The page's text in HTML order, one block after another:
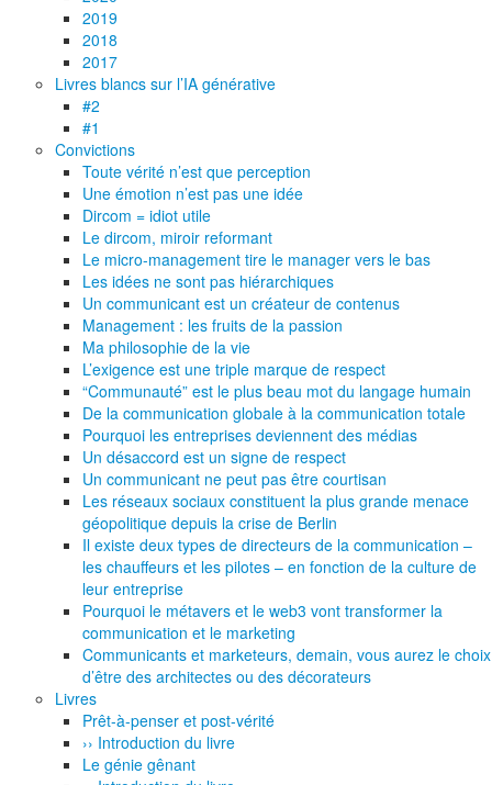
2019
2018
2017
Livres blancs sur l’IA générative
#2
#1
Convictions
Toute vérité n’est que perception
Une émotion n’est pas une idée
Dircom = idiot utile
Le dircom, miroir reformant
Le micro-management tire le manager vers le bas
Les idées ne sont pas hiérarchiques
Un communicant est un créateur de contenus
Management : les fruits de la passion
Ma philosophie de la vie
L’exigence est une triple marque de respect
“Communauté” est le plus beau mot du langage humain
De la communication globale à la communication totale
Pourquoi les entreprises deviennent des médias
Un désaccord est un signe de respect
Un communicant ne peut pas être courtisan
Les réseaux sociaux constituent la plus grande menace
géopolitique depuis la crise de Berlin
Il existe deux types de directeurs de la communication –
les chauffeurs et les pilotes – en fonction de la culture de
leur entreprise
Pourquoi le métavers et le web3 vont transformer la
communication et le marketing
Communicants et marketeurs, demain, vous aurez le choix
d’être des architectes ou des décorateurs
Livres
Prêt-à-penser et post-vérité
›› Introduction du livre
Le génie gênant